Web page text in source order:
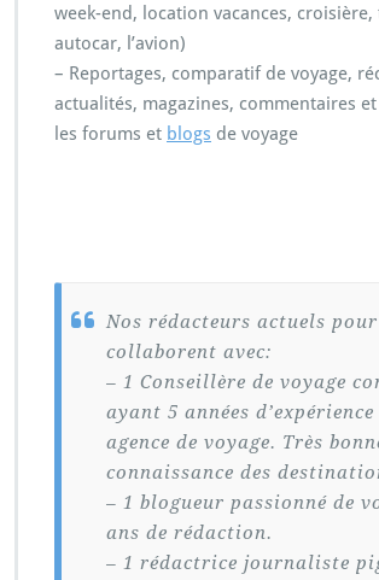
week-end, location vacances,
autocar, l’avion)
– Reportages, comparatif de voyage,
actualités, magazines, commentaires
les forums et blogs de voyage
Nos rédacteurs actuels pour
collaborent avec:
– 1 Conseillère de voyage
ayant 5 années
agence de voyage. Très
connaissance des
– 1 blogueur passionné de
ans de rédaction.
– 1 rédactrice journaliste